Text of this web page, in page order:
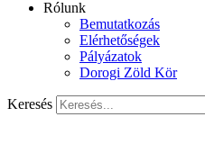
Rólunk
Bemutatkozás
Elérhetőségek
Pályázatok
Dorogi Zöld Kör
Keresés